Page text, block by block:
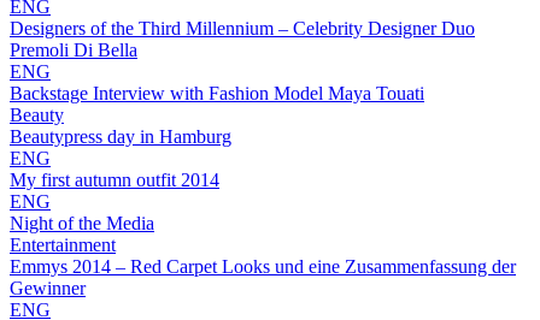
ENG
Designers of the Third Millennium – Celebrity Designer Duo
Premoli Di Bella
ENG
Backstage Interview with Fashion Model Maya Touati
Beauty
Beautypress day in Hamburg
ENG
My first autumn outfit 2014
ENG
Night of the Media
Entertainment
Emmys 2014 – Red Carpet Looks und eine Zusammenfassung der
Gewinner
ENG